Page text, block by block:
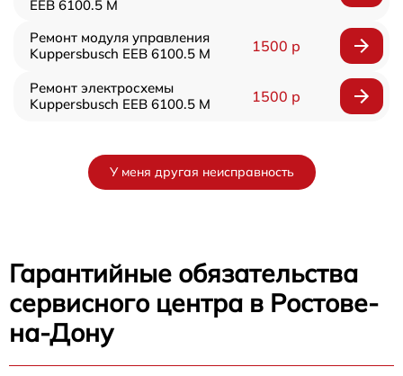
EEB 6100.5 M
Ремонт модуля управления
Kuppersbusch EEB 6100.5 M
1500 р
Ремонт электросхемы
Kuppersbusch EEB 6100.5 M
1500 р
У меня другая неисправность
Гарантийные обязательства
сервисного центра в Ростове-
на-Дону